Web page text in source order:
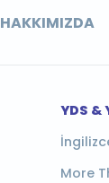
HAKKIMIZDA
YDS &
More